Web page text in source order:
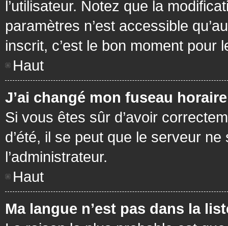
l’utilisateur. Notez que la
paramètres n’est accessible
inscrit, c’est le bon moment pour
Haut
J’ai changé mon fuseau
Si vous êtes sûr d’avoir
d’été, il se peut que le serveur
l’administrateur.
Haut
Ma langue n’est pas dans la